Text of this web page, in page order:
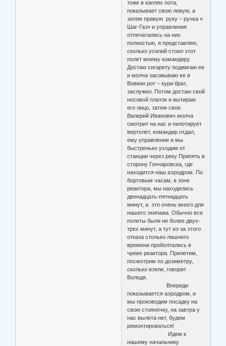
тоже в каплях пота,
показывает свою левую, а
затем правую руку – ручка «
Шаг-Газ» и управления
отпечатались на них
полностью, я представляю,
сколько усилий стоил этот
полет моему командиру.
Достаю сигарету поджигаю ее
и молча засовываю ее в
Вовкин рот – кури брат,
заслужил. Потом достаю свой
носовой платок и вытираю
его лицо, затем свое.
Валерий Иванович молча
смотрит на нас и пилотирует
вертолет, командир отдал,
ему управление и мы
быстренько уходим от
станции через реку Припять в
сторону Гончаровска, где
находится наш аэродром. По
бортовым часам, в зоне
реактора, мы находились
двенадцать-пятнадцать
минут, а это очень много для
нашего экипажа. Обычно все
полеты были не более двух-
трех минут, а тут из-за этого
отказа столько лишнего
времени проболтались в
чреве реактора. Прилетим,
посмотрим по дозиметру,
сколько взяли, говорит
Володя.
Впереди
показывается аэродром, и
мы производим посадку на
свою стояночку, на завтра у
нас вылета нет, будем
ремонтироваться!
Идем к
нашему начальнику